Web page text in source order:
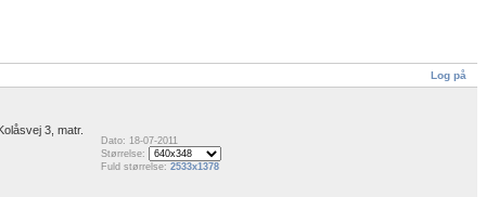
Log på
3, matr.
Dato: 18-07-2011
Størrelse:
Fuld størrelse: 2533x1378